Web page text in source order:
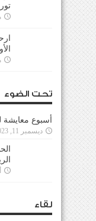
تحت الضوء
أسبوع
ديسمبر 11, 2023
لقاء